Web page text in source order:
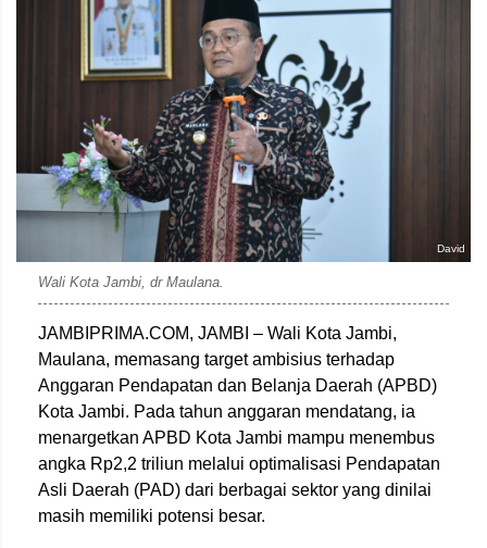
David
Wali Kota Jambi, dr Maulana.
JAMBIPRIMA.COM, JAMBI – Wali Kota Jambi,
Maulana, memasang target ambisius terhadap
Anggaran Pendapatan dan Belanja Daerah (APBD)
Kota Jambi. Pada tahun anggaran mendatang, ia
menargetkan APBD Kota Jambi mampu menembus
angka Rp2,2 triliun melalui optimalisasi Pendapatan
Asli Daerah (PAD) dari berbagai sektor yang dinilai
masih memiliki potensi besar.